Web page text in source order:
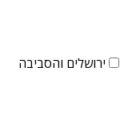
ירושלים והסביבה